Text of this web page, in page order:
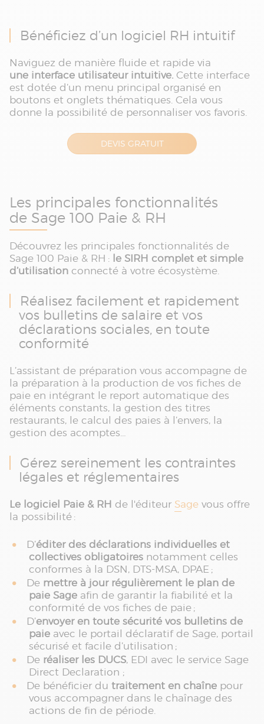
Bénéficiez d’un logiciel RH intuitif
Naviguez de manière fluide et rapide via
une interface utilisateur intuitive. Cette interface
est dotée d’un menu principal organisé en
boutons et onglets thématiques. Cela vous
donne la possibilité de personnaliser vos favoris.
DEVIS GRATUIT
Les principales fonctionnalités
de Sage 100 Paie & RH
Découvrez les principales fonctionnalités de
Sage 100 Paie & RH : le SIRH complet et simple
d’utilisation connecté à votre écosystème.
Réalisez facilement et rapidement
vos bulletins de salaire et vos
déclarations sociales, en toute
conformité
L’assistant de préparation vous accompagne de
la préparation à la production de vos fiches de
paie en intégrant le report automatique des
éléments constants, la gestion des titres
restaurants, le calcul des paies à l’envers, la
gestion des acomptes…
Gérez sereinement les contraintes
légales et réglementaires
Le logiciel Paie & RH de l'éditeur Sage vous offre
la possibilité :
D’éditer des déclarations individuelles et
collectives obligatoires notamment celles
conformes à la DSN, DTS-MSA, DPAE ;
De mettre à jour régulièrement le plan de
paie Sage afin de garantir la fiabilité et la
conformité de vos fiches de paie ;
D’envoyer en toute sécurité vos bulletins de
paie avec le portail déclaratif de Sage, portail
sécurisé et facile d’utilisation ;
De réaliser les DUCS, EDI avec le service Sage
Direct Declaration ;
De bénéficier du traitement en chaîne pour
vous accompagner dans le chaînage des
actions de fin de période.